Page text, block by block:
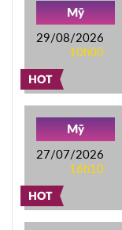
HOT
Mỹ
29/08/2026
10h00
HOT
Mỹ
27/07/2026
16h10